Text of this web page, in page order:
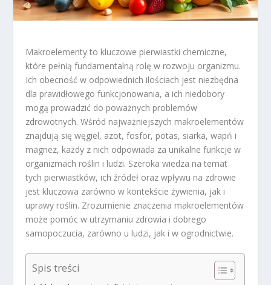
Makroelementy to kluczowe pierwiastki chemiczne,
które pełnią fundamentalną rolę w rozwoju organizmu.
Ich obecność w odpowiednich ilościach jest niezbędna
dla prawidłowego funkcjonowania, a ich niedobory
mogą prowadzić do poważnych problemów
zdrowotnych. Wśród najważniejszych makroelementów
znajdują się węgiel, azot, fosfor, potas, siarka, wapń i
magnez, każdy z nich odpowiada za unikalne funkcje w
organizmach roślin i ludzi. Szeroka wiedza na temat
tych pierwiastków, ich źródeł oraz wpływu na zdrowie
jest kluczowa zarówno w kontekście żywienia, jak i
uprawy roślin. Zrozumienie znaczenia makroelementów
może pomóc w utrzymaniu zdrowia i dobrego
samopoczucia, zarówno u ludzi, jak i w ogrodnictwie.
Spis treści